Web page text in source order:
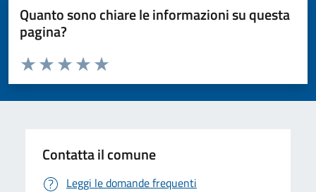
Quanto sono chiare le informazioni su questa
pagina?
Valuta da 1 a 5 stelle la pagina
Valuta 5 stelle su 5
Valuta 4 stelle su 5
Valuta 3 stelle su 5
Valuta 2 stelle su 5
Valuta 1 stelle su 5
Contatta il comune
Leggi le domande frequenti